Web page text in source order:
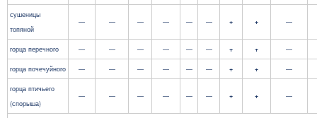
сушеницы
топяной
— — — — — — + + —
горца перечного — — — — — — + + —
горца почечуйного — — — — — — + + —
горца птичьего
(спорыша)
— — — — — — + + —